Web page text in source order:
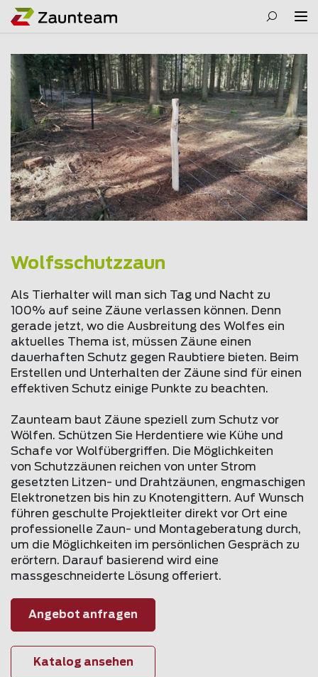
Wolfsschutzzaun
Als Tierhalter will man sich Tag und Nacht zu
100% auf seine Zäune verlassen können. Denn
gerade jetzt, wo die Ausbreitung des Wolfes ein
aktuelles Thema ist, müssen Zäune einen
dauerhaften Schutz gegen Raubtiere bieten. Beim
Erstellen und Unterhalten der Zäune sind für einen
effektiven Schutz einige Punkte zu beachten.
Zaunteam baut Zäune speziell zum Schutz vor
Wölfen. Schützen Sie Herdentiere wie Kühe und
Schafe vor Wolfübergriffen. Die Möglichkeiten
von Schutzzäunen reichen von unter Strom
gesetzten Litzen- und Drahtzäunen, engmaschigen
Elektronetzen bis hin zu Knotengittern. Auf Wunsch
führen geschulte Projektleiter direkt vor Ort eine
professionelle Zaun- und Montageberatung durch,
um die Möglichkeiten im persönlichen Gespräch zu
erörtern. Darauf basierend wird eine
massgeschneiderte Lösung offeriert.
Angebot anfragen
Katalog ansehen